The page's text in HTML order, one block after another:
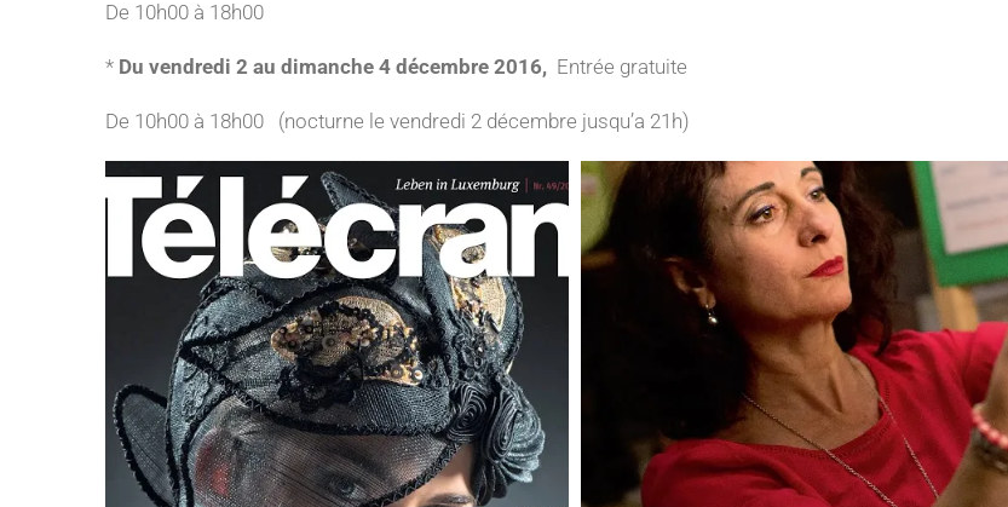
De 10h00 à 18h00
* Du vendredi 2 au dimanche 4 décembre 2016, Entrée gratuite
De 10h00 à 18h00 (nocturne le vendredi 2 décembre jusqu’a 21h)